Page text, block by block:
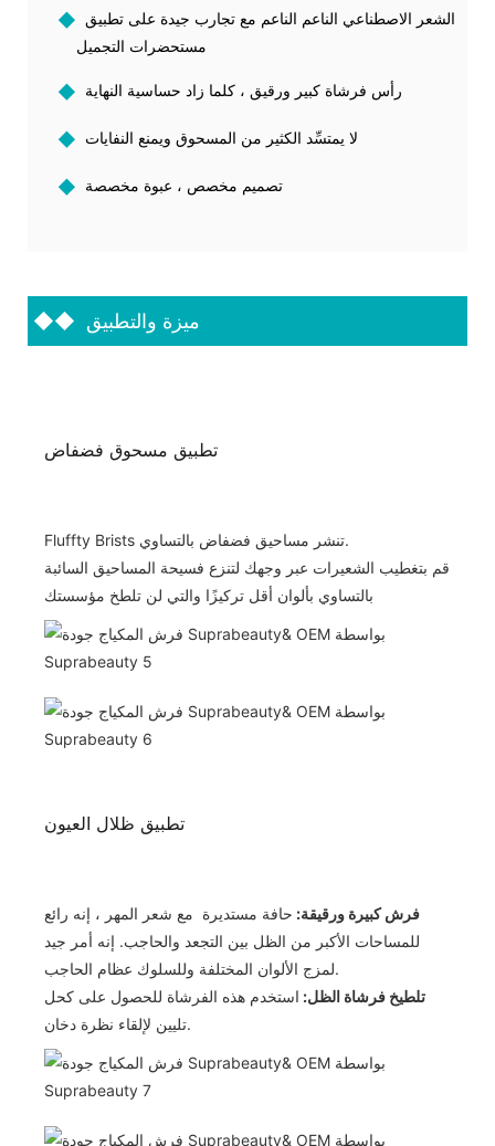
◆
◆
◆
◆ تصميم مخصص ، عبوة مخصصة
◆◆ ميزة والتطبيق
تطبيق مسحوق فضفاض
Fluffty Brists تنشر مساحيق فضفاض بالتساوي.
قم بتغطيب الشعيرات عبر وجهك لتنزع فسيحة المساحيق السائبة
فرش كبيرة ورقيقة: حافة مستديرة مع شعر المهر ، إنه رائع
للمساحات الأكبر من الظل بين التجعد والحاجب. إنه أمر جيد
لمزج الألوان المختلفة وللسلوك عظام الحاجب.
تلطيخ فرشاة الظل: استخدم هذه الفرشاة للحصول على كحل
تليين لإلقاء نظرة دخان.